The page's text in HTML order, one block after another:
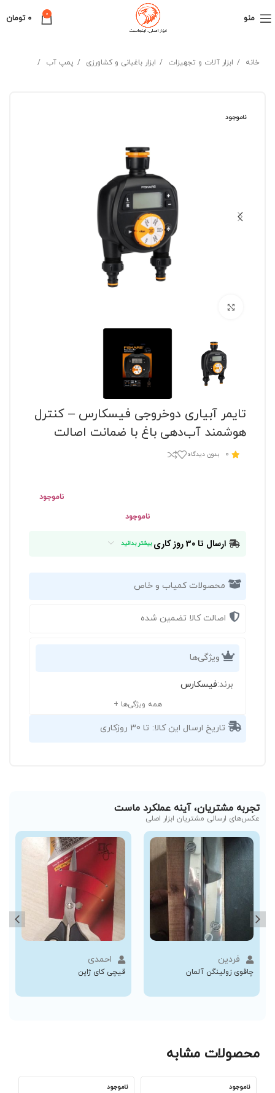
منو 0
0 تومان
خانه ابزار آلات و تجهیزات ابزار باغبانی و کشاورزی پمپ آب
ناموجود
تایمر آبیاری دوخروجی فیسکارس – کنترل
هوشمند آب‌دهی باغ با ضمانت اصالت
0 بدون دیدگاه
ناموجود
ناموجود
ارسال تا 30 روز کاری بیشتر بدانید
محصولات کمیاب و خاص
اصالت کالا تضمین شده
ویژگی‌ها
برند:فیسکارس
همه ویژگی‌ها +
تاریخ ارسال این کالا: تا 30 روزکاری
تجربه مشتریان، آینه عملکرد ماست
عکس‌های ارسالی مشتریان ابزار اصلی
فردین
چاقوی زولینگن آلمان
احمدی
قیچی کای ژاپن
محصولات مشابه
ناموجود ناموجود